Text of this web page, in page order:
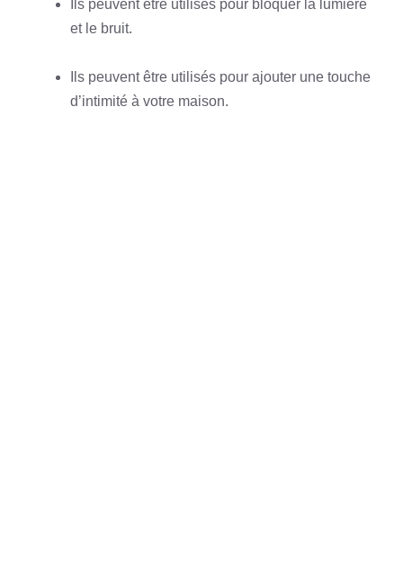
Ils peuvent être utilisés pour bloquer la lumière
et le bruit.
Ils peuvent être utilisés pour ajouter une touche
d’intimité à votre maison.